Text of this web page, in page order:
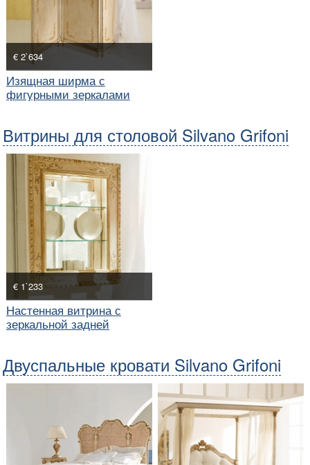
€ 2`634
Изящная ширма с
фигурными зеркалами
Витрины для столовой Silvano Grifoni
€ 1`233
Настенная витрина с
зеркальной задней
Двуспальные кровати Silvano Grifoni